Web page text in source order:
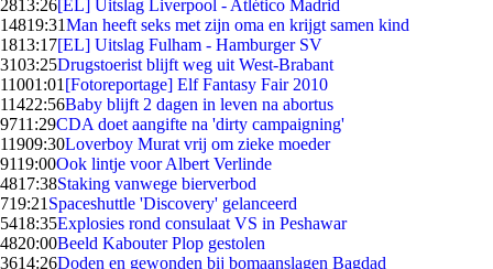
2813:26[EL] Uitslag Liverpool - Atlético Madrid
14819:31Man heeft seks met zijn oma en krijgt samen kind
1813:17[EL] Uitslag Fulham - Hamburger SV
3103:25Drugstoerist blijft weg uit West-Brabant
11001:01 [Fotoreportage] Elf Fantasy Fair 2010
11422:56Baby blijft 2 dagen in leven na abortus
9711:29CDA doet aangifte na 'dirty campaigning'
11909:30Loverboy Murat vrij om zieke moeder
9119:00Ook lintje voor Albert Verlinde
4817:38Staking vanwege bierverbod
719:21 Spaceshuttle 'Discovery' gelanceerd
5418:35Explosies rond consulaat VS in Peshawar
4820:00Beeld Kabouter Plop gestolen
3614:26Doden en gewonden bij bomaanslagen Bagdad